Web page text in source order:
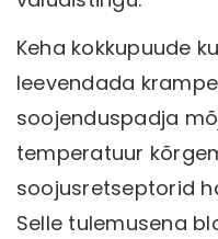
Keha kokkupuude
leevendada
soojenduspadja
temperatuur
soojusretseptorid
Selle tulemusena